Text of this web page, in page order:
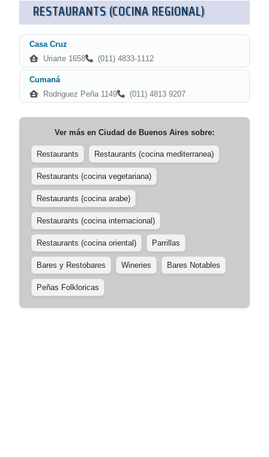
RESTAURANTS (COCINA REGIONAL)
Casa Cruz
Uriarte 1658
(011) 4833-1112
Cumaná
Rodriguez Peña 1149
(011) 4813 9207
Ver más en Ciudad de Buenos Aires sobre:
Restaurants Restaurants (cocina mediterranea)
Restaurants (cocina vegetariana)
Restaurants (cocina arabe)
Restaurants (cocina internacional)
Restaurants (cocina oriental) Parrillas
Bares y Restobares Wineries Bares Notables
Peñas Folkloricas